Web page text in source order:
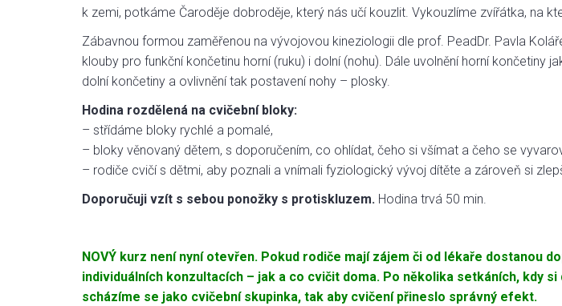
k zemi, potkáme Čaroděje dobroděje, který nás učí kouzlit. Vykouzlíme zvířátka, na
Zábavnou formou zaměřenou na vývojovou kineziologii dle prof. PeadDr. Pavla
klouby pro funkční končetinu horní (ruku) i dolní (nohu). Dále uvolnění horní končetiny
dolní končetiny a ovlivnění tak postavení nohy – plosky.
Hodina rozdělená na cvičební bloky:
– střídáme bloky rychlé a pomalé,
– bloky věnovaný dětem, s doporučením, co ohlídat, čeho si všímat a čeho se
– rodiče cvičí s dětmi, aby poznali a vnímali fyziologický vývoj dítěte a zároveň si
Doporučuji vzít s sebou ponožky s protiskluzem. Hodina trvá 50 min.
NOVÝ kurz není nyní otevřen. Pokud rodiče mají zájem či od lékaře dostanou
individuálních konzultacích – jak a co cvičit doma. Po několika setkáních, kdy
scházíme se jako cvičební skupinka, tak aby cvičení přineslo správný efekt.